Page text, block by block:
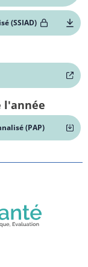
(SSIAD)
l'année
(PAP)